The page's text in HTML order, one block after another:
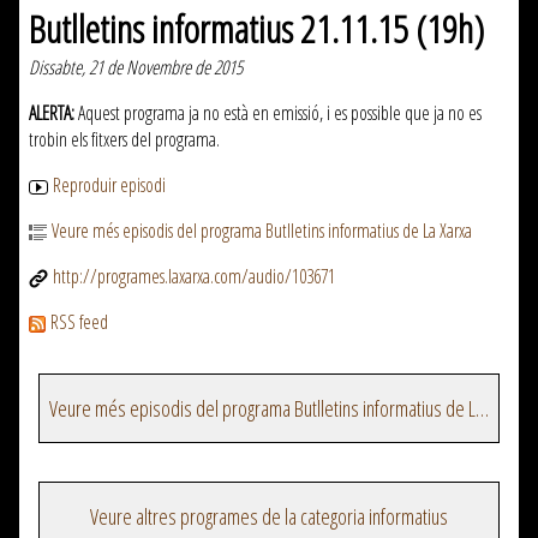
Butlletins informatius 21.11.15 (19h)
Dissabte, 21 de Novembre de 2015
ALERTA:Aquest programa ja no està en emissió, i es possible que ja no es
trobin els fitxers del programa.
Reproduir episodi
Veure més episodis del programa Butlletins informatius de La Xarxa
http://programes.laxarxa.com/audio/103671
RSS feed
Veure més episodis del programa Butlletins informatius de La Xarxa
Veure altres programes de la categoria informatius